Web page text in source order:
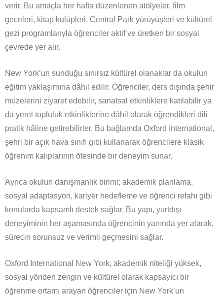
verir. Bu amaçla her hafta düzenlenen atölyeler, film
geceleri, kitap kulüpleri, Central Park yürüyüşleri ve kültürel
gezi programlarıyla öğrenciler aktif ve üretken bir sosyal
çevrede yer alır.
New York’un sunduğu sınırsız kültürel olanaklar da okulun
eğitim yaklaşımına dâhil edilir. Öğrenciler, ders dışında şehir
müzelerini ziyaret edebilir, sanatsal etkinliklere katılabilir ya
da yerel topluluk etkinliklerine dâhil olarak öğrendikleri dili
pratik hâline getirebilirler. Bu bağlamda Oxford International,
şehri bir açık hava sınıfı gibi kullanarak öğrencilere klasik
öğrenim kalıplarının ötesinde bir deneyim sunar.
Ayrıca okulun danışmanlık birimi; akademik planlama,
sosyal adaptasyon, kariyer hedefleme ve öğrenci refahı gibi
konularda kapsamlı destek sağlar. Bu yapı, yurtdışı
deneyiminin her aşamasında öğrencinin yanında yer alarak,
sürecin sorunsuz ve verimli geçmesini sağlar.
Oxford International New York, akademik niteliği yüksek,
sosyal yönden zengin ve kültürel olarak kapsayıcı bir
öğrenme ortamı arayan öğrenciler için New York’un